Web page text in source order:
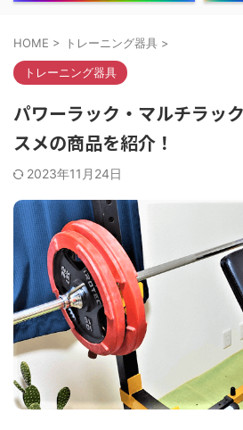
HOME > トレーニング器具 >
トレーニング器具
パワーラック・マルチラッ
スメの商品を紹介！
2023年11月24日